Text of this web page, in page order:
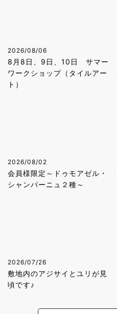
2026/08/06
8月8日、9日、10日 サマー
ワークショップ（タイルアー
ト）
2026/08/02
会員様限定～ドゥモアゼル・
シャンパーニュ２種～
2026/07/26
敷地内のアジサイとユリが見
頃です♪